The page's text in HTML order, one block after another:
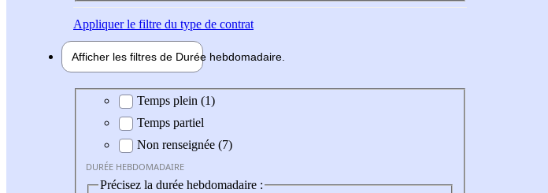
Appliquerle filtre du type de contrat
Afficher les filtres de Durée hebdomadaire
Durée hebdomadaire
Temps plein (1)
Temps partiel
Non renseignée (7)
DURÉE HEBDOMADAIRE
Précisez la durée hebdomadaire :